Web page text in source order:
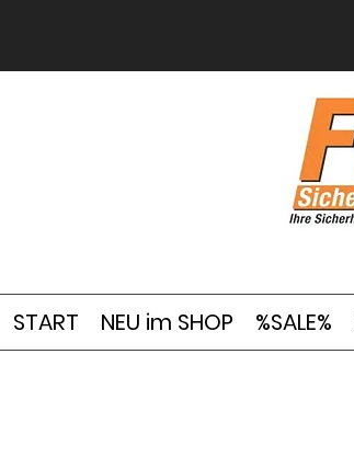
START NEU im SHOP %SALE%